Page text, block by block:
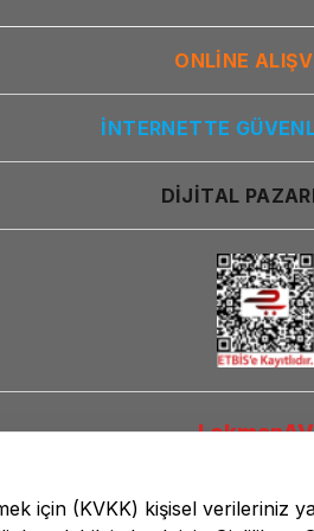
ONLİNE
İNTERNETTE
DİJİTAL
için (KVKK) kişisel verileriniz